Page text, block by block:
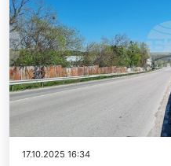
17.10.2025 16:34